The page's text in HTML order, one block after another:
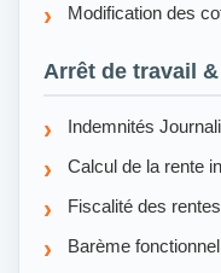
Modification des
Arrêt de travail
Indemnités
Calcul de la rente
Fiscalité des
Barème